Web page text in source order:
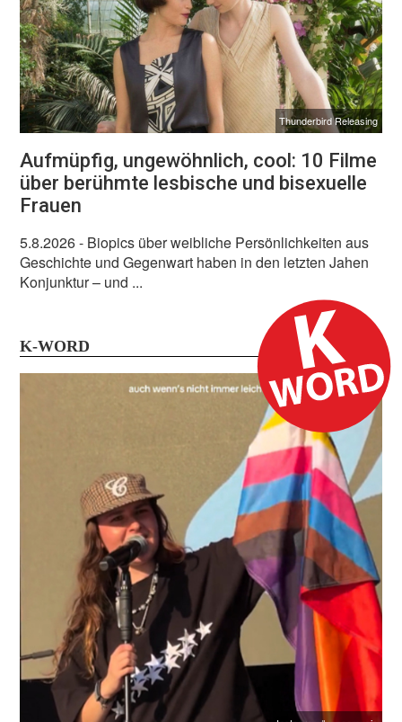
Thunderbird Releasing
Aufmüpfig, ungewöhnlich, cool: 10 Filme
über berühmte lesbische und bisexuelle
Frauen
5.8.2026- Biopics über weibliche Persönlichkeiten aus
Geschichte und Gegenwart haben in den letzten Jahen
Konjunktur – und ...
K-WORD